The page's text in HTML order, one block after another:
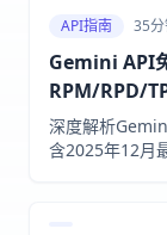
API指南 35
Gemini API
RPM/RPD/
深度解析
含2025年12月